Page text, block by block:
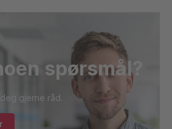
spørsmål?
gjerne råd.